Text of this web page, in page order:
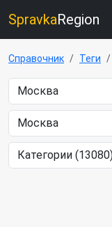
SpravkaRegion
Справочник Теги